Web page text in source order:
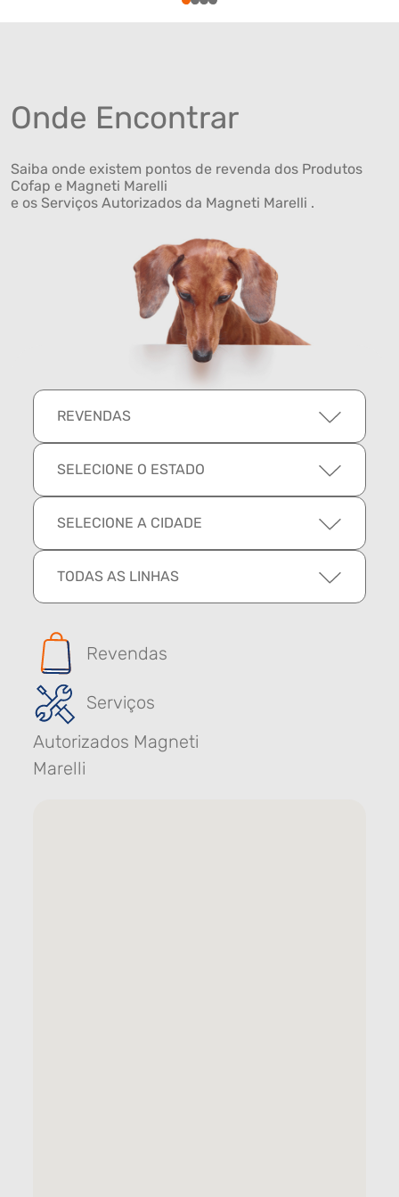
1234
Onde Encontrar
Saiba onde existem pontos de revenda dos Produtos
Cofap e Magneti Marelli
e os Serviços Autorizados da Magneti Marelli .
REVENDAS
SELECIONE O ESTADO
SELECIONE A CIDADE
TODAS AS LINHAS
Revendas
Serviços
Autorizados Magneti
Marelli